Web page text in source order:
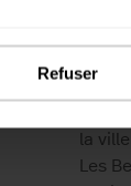
Refuser
la
Les